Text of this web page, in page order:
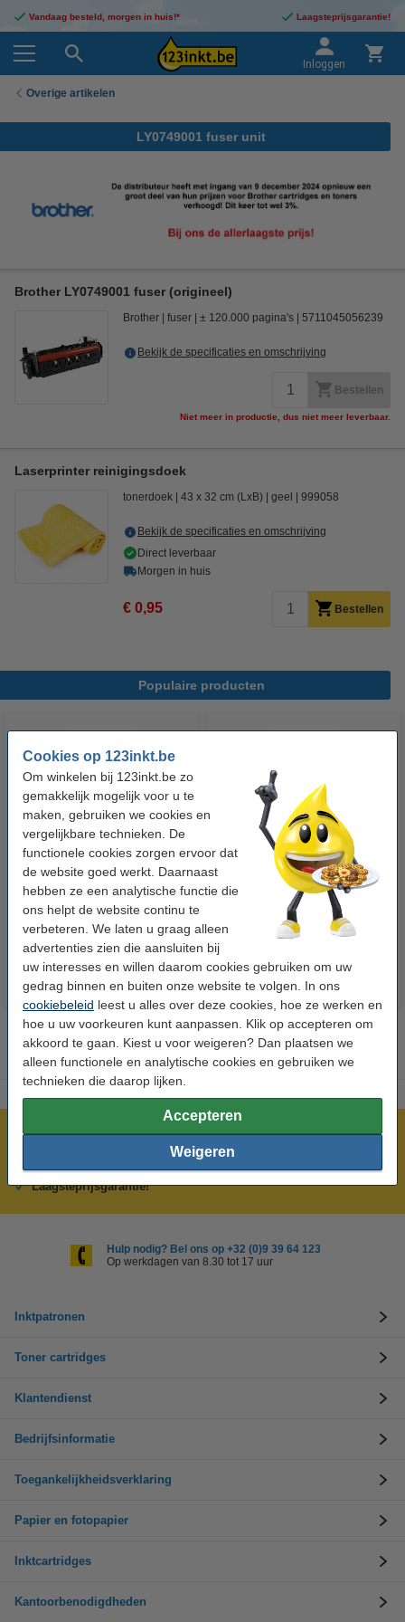
Cookies op 123inkt.be
Om winkelen bij 123inkt.be zo
gemakkelijk mogelijk voor u te
maken, gebruiken we cookies en
vergelijkbare technieken. De
functionele cookies zorgen ervoor dat
de website goed werkt. Daarnaast
hebben ze een analytische functie die
ons helpt de website continu te
verbeteren. We laten u graag alleen
advertenties zien die aansluiten bij
uw interesses en willen daarom cookies gebruiken om uw
gedrag binnen en buiten onze website te volgen. In ons
cookiebeleid leest u alles over deze cookies, hoe ze werken en
hoe u uw voorkeuren kunt aanpassen. Klik op accepteren om
akkoord te gaan. Kiest u voor weigeren? Dan plaatsen we
alleen functionele en analytische cookies en gebruiken we
technieken die daarop lijken.
Accepteren
Weigeren
Vandaag besteld, morgen in huis!* Laagsteprijsgarantie!
Inloggen
Overige artikelen
LY0749001 fuser unit
Brother LY0749001 fuser (origineel)
Brother fuser ± 120.000 pagina's 5711045056239
Bekijk de specificaties en omschrijving
Bestellen
Niet meer in productie, dus niet meer leverbaar.
Laserprinter reinigingsdoek
tonerdoek 43 x 32 cm (LxB) geel 999058
Bekijk de specificaties en omschrijving
Direct leverbaar
Morgen in huis
€ 0,95 Bestellen
Populaire producten
123accu Xtreme Power MN1500
Penlite AA batterij 24 stuks
€ 14,95
123inkt kopieerpapier 1 pak van
500 vellen A4 - 80 g/m²
€ 7,25 Incl. 21% btw
Meer dan 5 miljoen klanten!
Voor 22.00 uur besteld, morgen in huis!
Laagsteprijsgarantie!
Hulp nodig? Bel ons op +32 (0)9 39 64 123
Op werkdagen van 8.30 tot 17 uur
Inktpatronen
Toner cartridges
Klantendienst
Bedrijfsinformatie
Toegankelijkheidsverklaring
Papier en fotopapier
Inktcartridges
Kantoorbenodigdheden